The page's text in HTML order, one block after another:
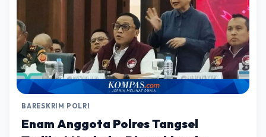
BARESKRIM POLRI
Enam Anggota Polres Tangsel